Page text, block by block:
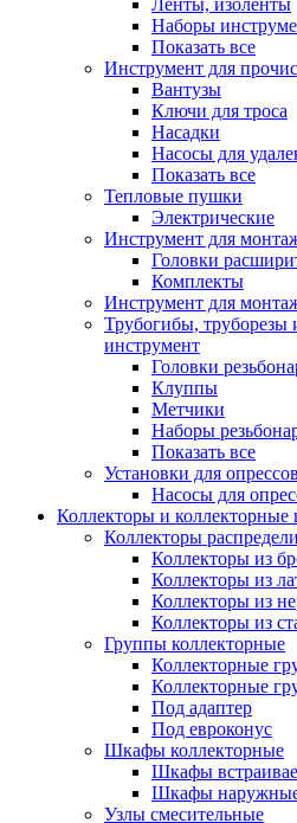
Ленты, изоленты
Наборы
Показать все
Инструмент для
Вантузы
Ключи для троса
Насадки
Насосы для
Показать все
Тепловые пушки
Электрические
Инструмент для
Головки
Комплекты
Инструмент для
Трубогибы, труборезы
инструмент
Головки
Клуппы
Метчики
Наборы
Показать все
Установки для
Насосы для
Коллекторы и коллекторные
Коллекторы
Коллекторы из
Коллекторы из
Коллекторы из
Коллекторы из
Группы коллекторные
Коллекторные
Коллекторные
Под адаптер
Под евроконус
Шкафы коллекторные
Шкафы
Шкафы
Узлы смесительные